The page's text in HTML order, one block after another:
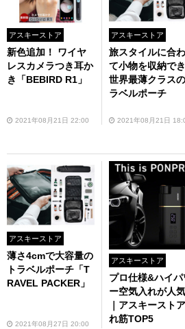
アスキーストア
新色追加！ ワイヤ
レスカメラつき耳か
き「BEBIRD R1」
2021年08月21日 22:00
アスキーストア
旅スタイルに合
て小物を収納で
世界最薄クラス
ラベルポーチ
2021年08月21日
アスキーストア
薄さ4cmで大容量の
トラベルポーチ「T
RAVEL PACKER」
2021年08月27日 20:00
アスキーストア
プロ仕様&ハイパ
ー空気入れが人気
｜アスキースト
れ筋TOP5